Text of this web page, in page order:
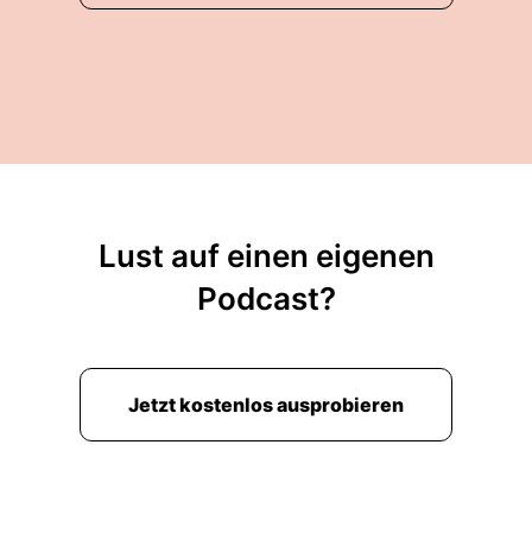
Lust auf einen eigenen
Podcast?
Jetzt kostenlos ausprobieren